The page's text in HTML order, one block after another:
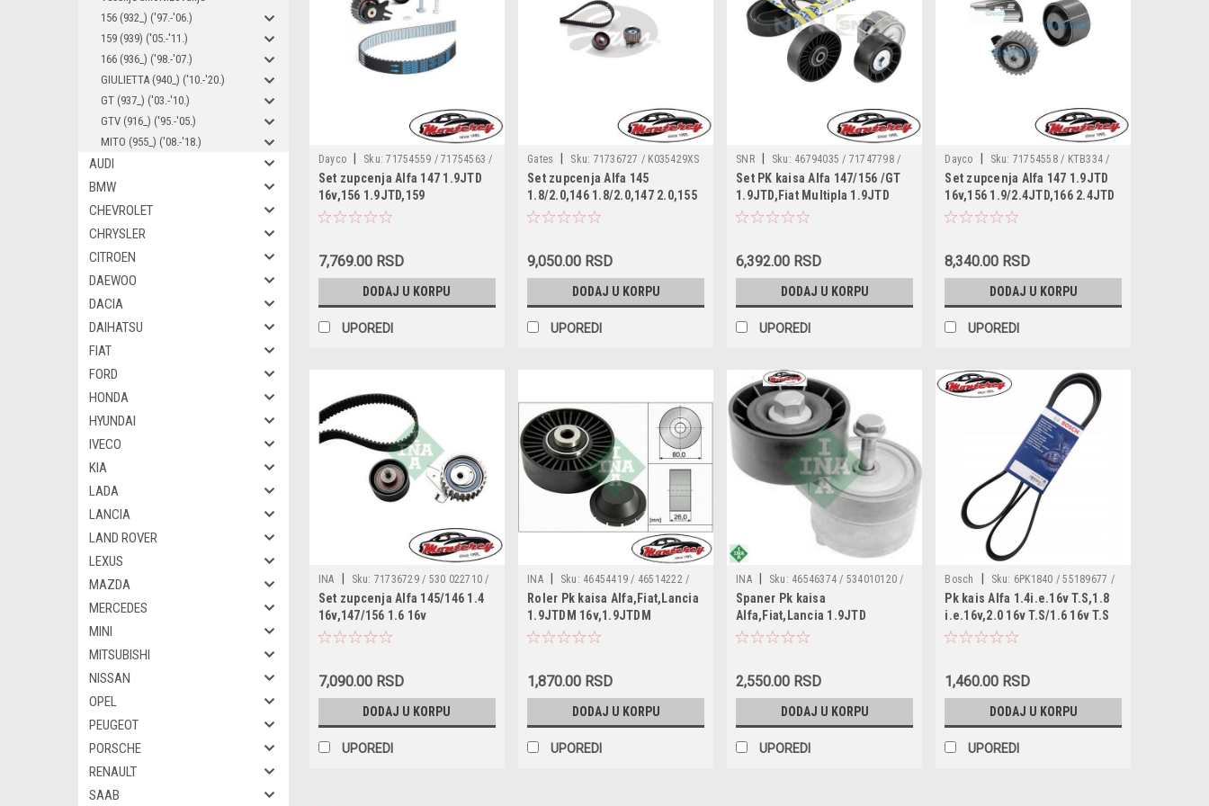
156 (932_) ('97.-'06.)
159 (939) ('05.-'11.)
166 (936_) ('98.-'07.)
GIULIETTA (940_) ('10.-'20.)
GT (937_) ('03.-'10.)
GTV (916_) ('95.-'05.)
MITO (955_) ('08.-'18.)
AUDI
BMW
CHEVROLET
CHRYSLER
CITROEN
DAEWOO
DACIA
DAIHATSU
FIAT
FORD
HONDA
HYUNDAI
IVECO
KIA
LADA
LANCIA
LAND ROVER
LEXUS
MAZDA
MERCEDES
MINI
MITSUBISHI
NISSAN
OPEL
PEUGEOT
PORSCHE
RENAULT
SAAB
Dayco Sku: 71754559 / 71754563 /
1629016 / KTB759 / VKMA02193 /
CT1105K3 / 530056210
Set zupcenja Alfa 147 1.9JTD
16v,156 1.9JTD,159
1.9JTDM/2.0JTDM,Brera
500x 2.0D,Bravo II
1.9D/2.0D,Croma 1.9D,Doblo
2.0D,Ducato 2.0D,Fremont
1.9D,JEEP Renegade 2.0CRD,Op
7,769.00 RSD
DODAJ U KORPU
UPOREDI
Gates Sku: 71736727 / K035429XS
/ VKMA02177 / CT877K1 / KTB329
Set zupcenja Alfa 145
1.8/2.0,146 1.8/2.0,147 2.0,155
1.7/2.0,156 1.8/2.0,166 2.0,GTV
Dedra 1.8 16v
9,050.00 RSD
DODAJ U KORPU
UPOREDI
SNR Sku: 46794035 / 71747798 /
55189677 / KA858.03 / KA85803 /
LAK0101 / KHV 165 / KPV134
Set PK kaisa Alfa 147/156 /GT
1.9JTD,Fiat Multipla 1.9JTD
6,392.00 RSD
DODAJ U KORPU
UPOREDI
Dayco Sku: 71754558 / KTB334 /
VKMA02191 / CT1076K2 / 5300627 10
Set zupcenja Alfa 147 1.9JTD
16v,156 1.9/2.4JTD,166 2.4JTD
8,340.00 RSD
DODAJ U KORPU
UPOREDI
INA Sku: 71736729 / 530 022710 /
VKMA02181 / CT1149K1 / KTB331
Set zupcenja Alfa 145/146 1.4
16v,147/156 1.6 16v
7,090.00 RSD
DODAJ U KORPU
UPOREDI
INA Sku: 46454419 / 46514222 /
46794035 / 60814033 / 71771437 /
51791594 / 1753079J60000 /
532037020 / 70927247 / 0N1415 /
2111 / GA35889 / 55847 / QTA1112 /
Roler Pk kaisa Alfa,Fiat,Lancia
1.9JTDM 16v,1.9JTDM
8v,1.9JTD
1,870.00 RSD
DODAJ U KORPU
UPOREDI
INA Sku: 46546374 / 534010120 /
60815188 / 71747798 /
1754079J50000 / 534010120 /
70922392 / APV1077 / T0208 / LA0131
GA35885 / T404927 /
Spaner Pk kaisa
Alfa,Fiat,Lancia 1.9JTD
2,550.00 RSD
DODAJ U KORPU
UPOREDI
Bosch Sku: 6PK1840 / 55189677 /
60666950 / 60813757 / 60815189 /
71719394 / 71734476 / 71753670 /
71753874 / 11287790450 / 46474062
20928983 / J1061840 / DMV4550 /
/ DV6PK1840 / 1418102100
Pk kais Alfa 1.4i.e.16v T.S,1.8
i.e.16v,2.0 16v T.S/1.6 16v T.S
Fiat 1.4,1.4 12v,1.8 16v,1.8,Opel
1,460.00 RSD
DODAJ U KORPU
UPOREDI